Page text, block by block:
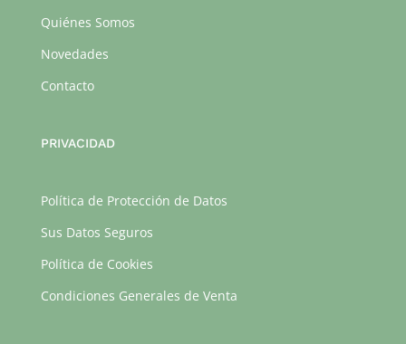
Quiénes Somos
Novedades
Contacto
PRIVACIDAD
Política de Protección de Datos
Sus Datos Seguros
Política de Cookies
Condiciones Generales de Venta